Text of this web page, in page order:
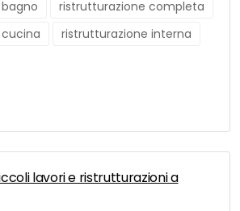
ristrutturazione completa
ristrutturazione interna
lavori e ristrutturazioni a